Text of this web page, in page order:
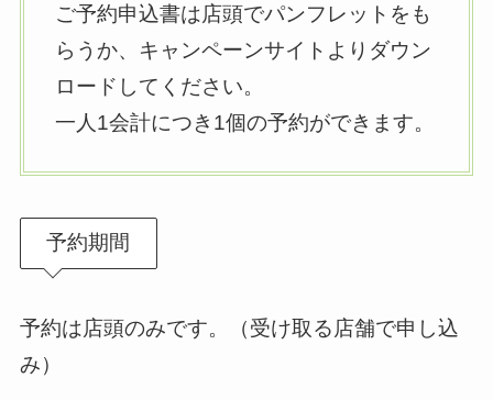
ご予約申込書は店頭でパンフレットをも
らうか、キャンペーンサイトよりダウン
ロードしてください。
一人1会計につき1個の予約ができます。
予約期間
予約は店頭のみです。（受け取る店舗で申し込
み）